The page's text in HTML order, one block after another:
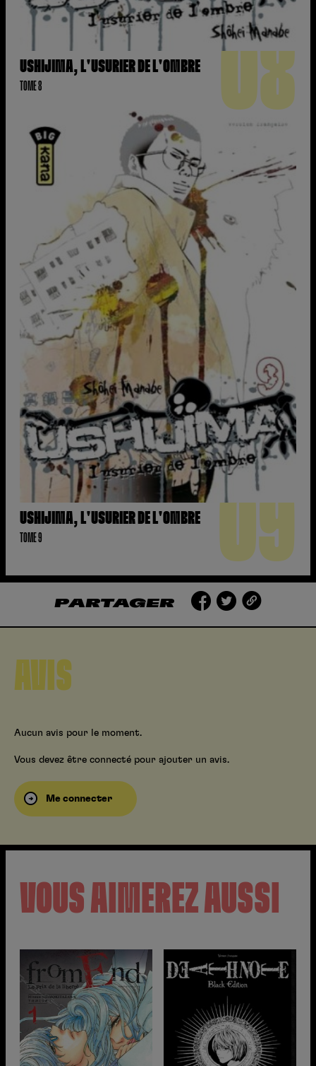
USHIJIMA, L'USURIER DE L'OMBRE
TOME 8 08
USHIJIMA, L'USURIER DE L'OMBRE
TOME 9 09
PARTAGER
AVIS
Aucun avis pour le moment.
Vous devez être connecté pour ajouter un avis.
Me connecter
VOUS AIMEREZ AUSSI